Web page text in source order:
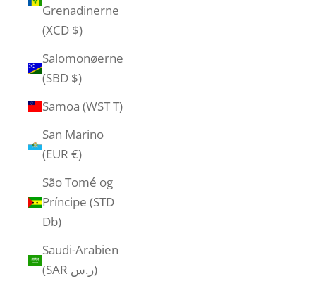
Grenadinerne
(XCD $)
Salomonøerne
(SBD $)
Samoa (WST T)
San Marino
(EUR €)
São Tomé og
Príncipe (STD
Db)
Saudi-Arabien
(SAR ر.س)